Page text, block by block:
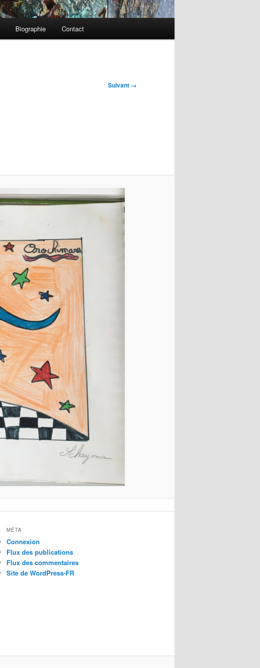
Biographie Contact
Suivant →
MÉTA
Connexion
Flux des publications
Flux des commentaires
Site de WordPress-FR